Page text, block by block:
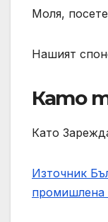
Моля,
Нашият
Като
Като
Източник
промишлена